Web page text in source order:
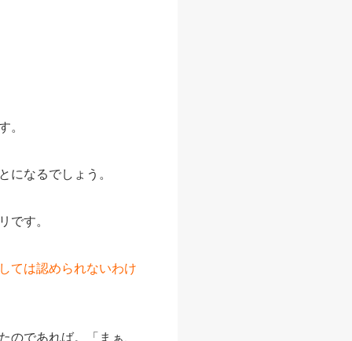
なるでしょう。
す。
ては認められないわけ
であれば。「まぁ、